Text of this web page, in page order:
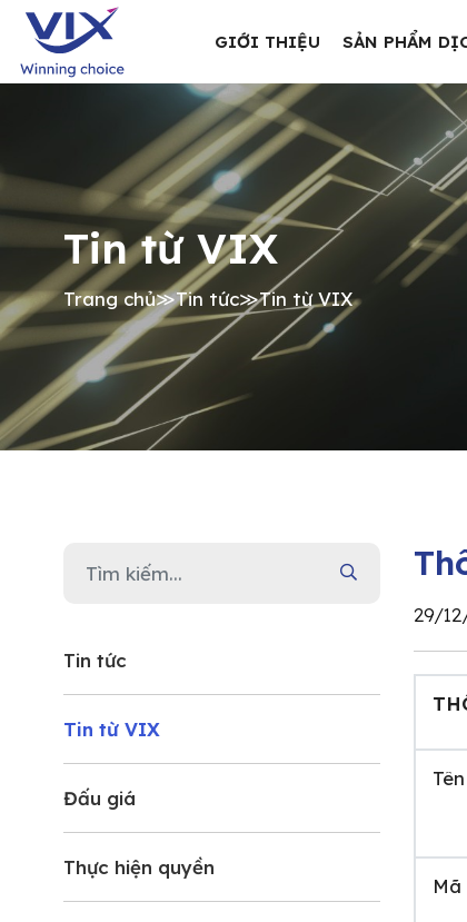
GIỚI THIỆU SẢN PHẨM
Tin từ VIX
Trang chủ≫Tin tức≫Tin từ VIX
Tin tức
Tin từ VIX
Đấu giá
Thực hiện quyền
29/